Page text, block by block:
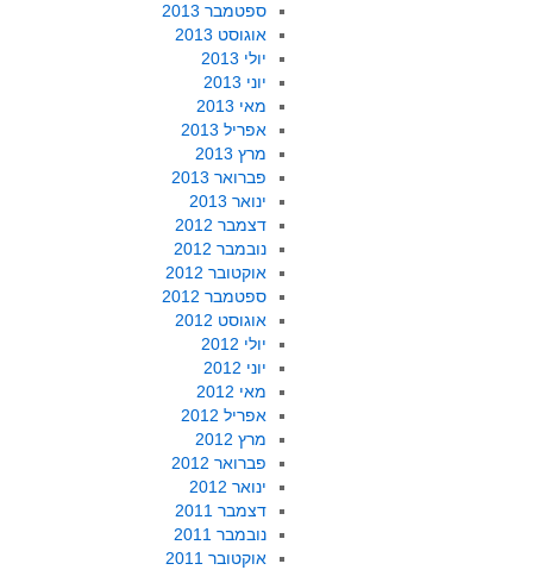
ספטמבר 2013
אוגוסט 2013
יולי 2013
יוני 2013
מאי 2013
אפריל 2013
מרץ 2013
פברואר 2013
ינואר 2013
דצמבר 2012
נובמבר 2012
אוקטובר 2012
ספטמבר 2012
אוגוסט 2012
יולי 2012
יוני 2012
מאי 2012
אפריל 2012
מרץ 2012
פברואר 2012
ינואר 2012
דצמבר 2011
נובמבר 2011
אוקטובר 2011